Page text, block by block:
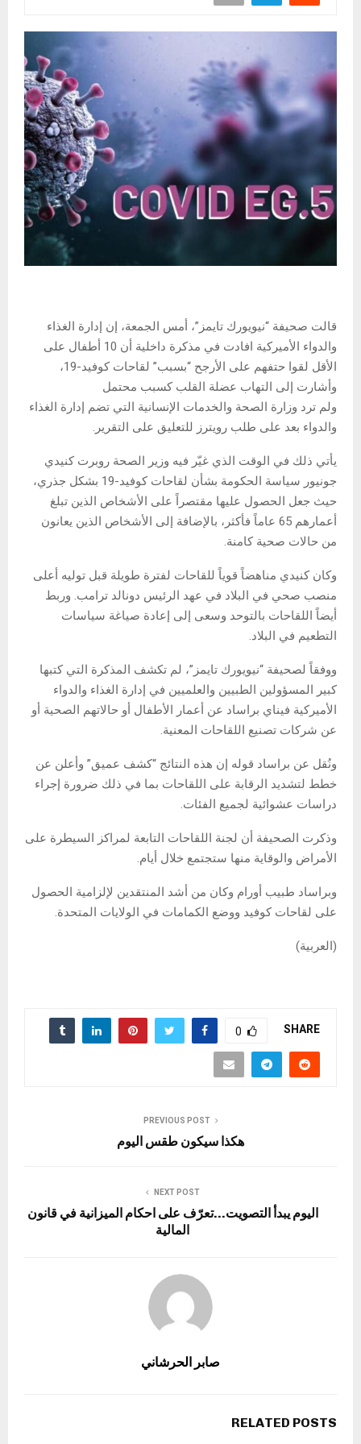
قالت صحيفة “نيويورك تايمز”، أمس الجمعة، إن إدارة الغذاء
والدواء الأميركية افادت في مذكرة داخلية أن 10 أطفال على
الأقل لقوا حتفهم على الأرجح “بسبب” لقاحات كوفيد-19،
وأشارت إلى التهاب عضلة القلب كسبب محتمل
ولم ترد وزارة الصحة والخدمات الإنسانية التي تضم إدارة الغذاء
والدواء بعد على طلب رويترز للتعليق على التقرير.
يأتي ذلك في الوقت الذي غيّر فيه وزير الصحة روبرت كنيدي
جونيور سياسة الحكومة بشأن لقاحات كوفيد-19 بشكل جذري،
حيث جعل الحصول عليها مقتصراً على الأشخاص الذين تبلغ
أعمارهم 65 عاماً فأكثر، بالإضافة إلى الأشخاص الذين يعانون
من حالات صحية كامنة.
وكان كنيدي مناهضاً قوياً للقاحات لفترة طويلة قبل توليه أعلى
منصب صحي في البلاد في عهد الرئيس دونالد ترامب. وربط
أيضاً اللقاحات بالتوحد وسعى إلى إعادة صياغة سياسات
التطعيم في البلاد.
ووفقاً لصحيفة “نيويورك تايمز”، لم تكشف المذكرة التي كتبها
كبير المسؤولين الطبيين والعلميين في إدارة الغذاء والدواء
الأميركية فيناي براساد عن أعمار الأطفال أو حالاتهم الصحية أو
عن شركات تصنيع اللقاحات المعنية.
ونُقل عن براساد قوله إن هذه النتائج “كشف عميق” وأعلن عن
خطط لتشديد الرقابة على اللقاحات بما في ذلك ضرورة إجراء
دراسات عشوائية لجميع الفئات.
وذكرت الصحيفة أن لجنة اللقاحات التابعة لمراكز السيطرة على
الأمراض والوقاية منها ستجتمع خلال أيام.
وبراساد طبيب أورام وكان من أشد المنتقدين لإلزامية الحصول
على لقاحات كوفيد ووضع الكمامات في الولايات المتحدة.
(العربية)
SHARE
0
PREVIOUS POST
هكذا سيكون طقس اليوم
NEXT POST
اليوم يبدأ التصويت…تعرّف على احكام الميزانية في قانون
المالية
صابر الحرشاني
RELATED POSTS